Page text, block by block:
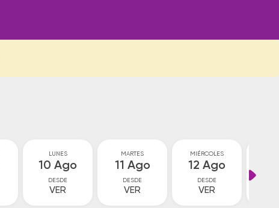
LUNES
10 Ago
DESDE
VER
MARTES
11 Ago
DESDE
VER
MIÉRCOLES
12 Ago
DESDE
VER